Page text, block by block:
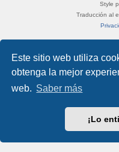
Este sitio web utiliza
obtenga la mejor
web. Saber más
¡Lo
Style
Traducción al